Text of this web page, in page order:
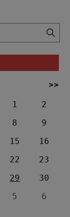
>>
1
2
8
9
15
16
22
23
29
30
5 6